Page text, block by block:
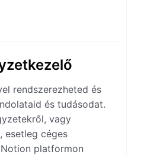
rendszerezheted és
és tudásodat.
vagy
esetleg céges
platformon